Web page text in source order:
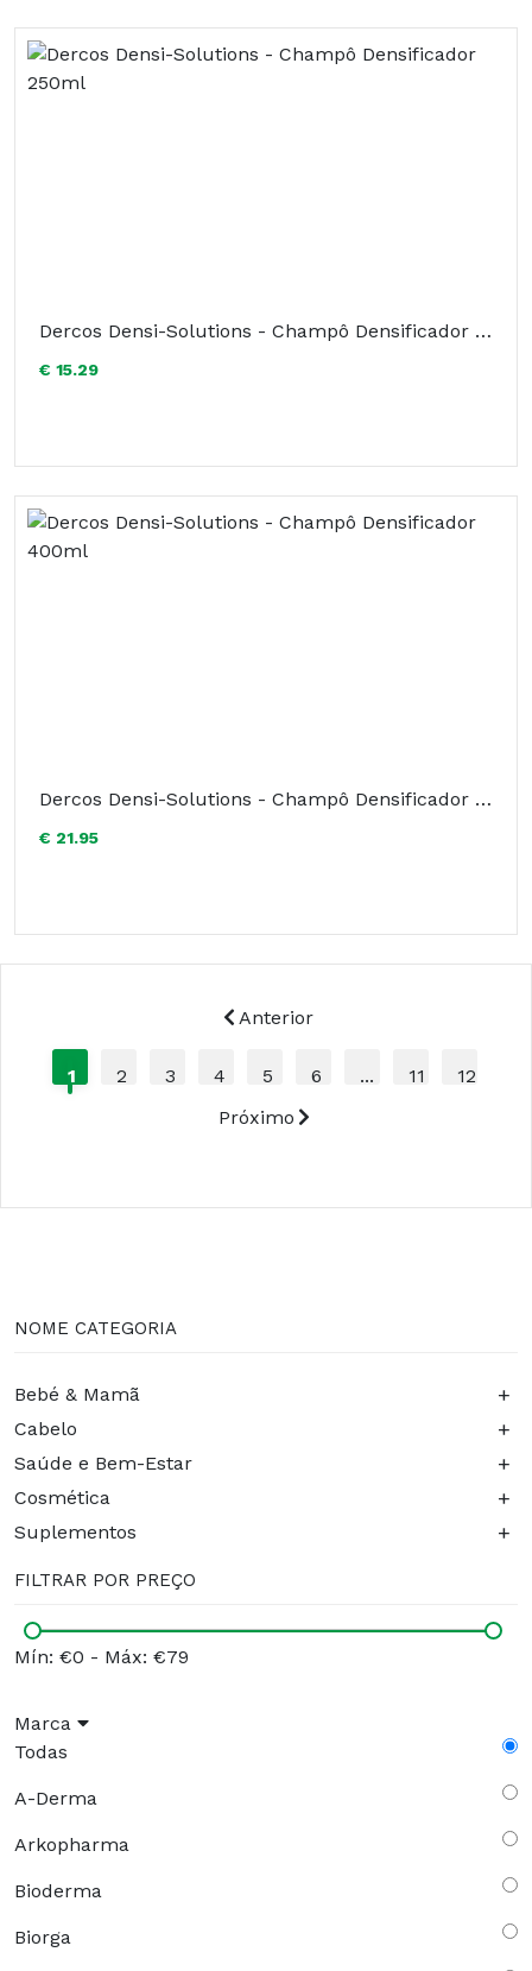
Dercos Densi-Solutions - Champô Densificador 250ml
€ 15.29
Dercos Densi-Solutions - Champô Densificador 400ml
€ 21.95
Anterior
1 2 3 4 5 6 ... 11
12
Próximo
NOME CATEGORIA
Bebé & Mamã +
Cabelo +
Saúde e Bem-Estar +
Cosmética +
Suplementos +
FILTRAR POR PREÇO
Mín: €0 - Máx: €79
Marca
Todas
A-Derma
Arkopharma
Bioderma
Biorga